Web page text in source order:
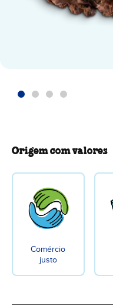
Origem com valores
Comércio
justo